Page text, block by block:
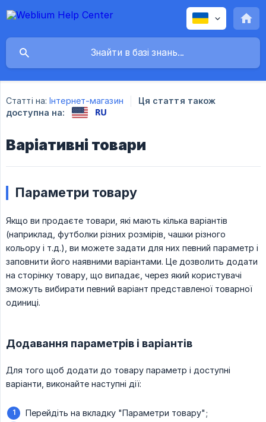
Статті на: Інтернет-магазин
Ця стаття також
доступна на:
Варіативні товари
Параметри товару
Якщо ви продаєте товари, які мають кілька варіантів
(наприклад, футболки різних розмірів, чашки різного
кольору і т.д.), ви можете задати для них певний параметр і
заповнити його наявними варіантами. Це дозволить додати
на сторінку товару, що випадає, через який користувачі
зможуть вибирати певний варіант представленої товарної
одиниці.
Додавання параметрів і варіантів
Для того щоб додати до товару параметр і доступні
варіанти, виконайте наступні дії:
Перейдіть на вкладку "Параметри товару";